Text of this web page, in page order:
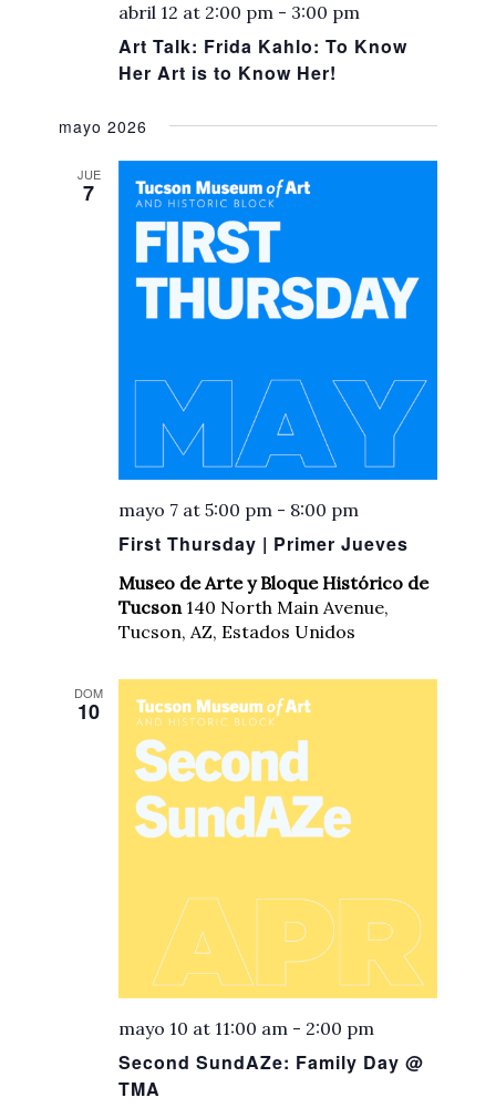
Art Talk: Frida Kahlo: To Know
Her Art is to Know Her!
abril 12 at 2:00 pm - 3:00 pm
mayo 2026
JUE
7
First Thursday | Primer Jueves
mayo 7 at 5:00 pm - 8:00 pm
Museo de Arte y Bloque Histórico de
Tucson 140 North Main Avenue,
Tucson, AZ, Estados Unidos
DOM
10
Second SundAZe: Family Day @
TMA
mayo 10 at 11:00 am - 2:00 pm